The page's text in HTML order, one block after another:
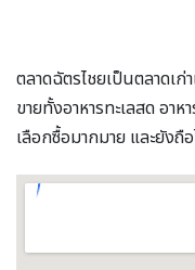
ตลาดฉัตรไชยเป็นตลาดเ
ขายทั้งอาหารทะเลสด อา
เลือกซื้อมากมาย และยัง